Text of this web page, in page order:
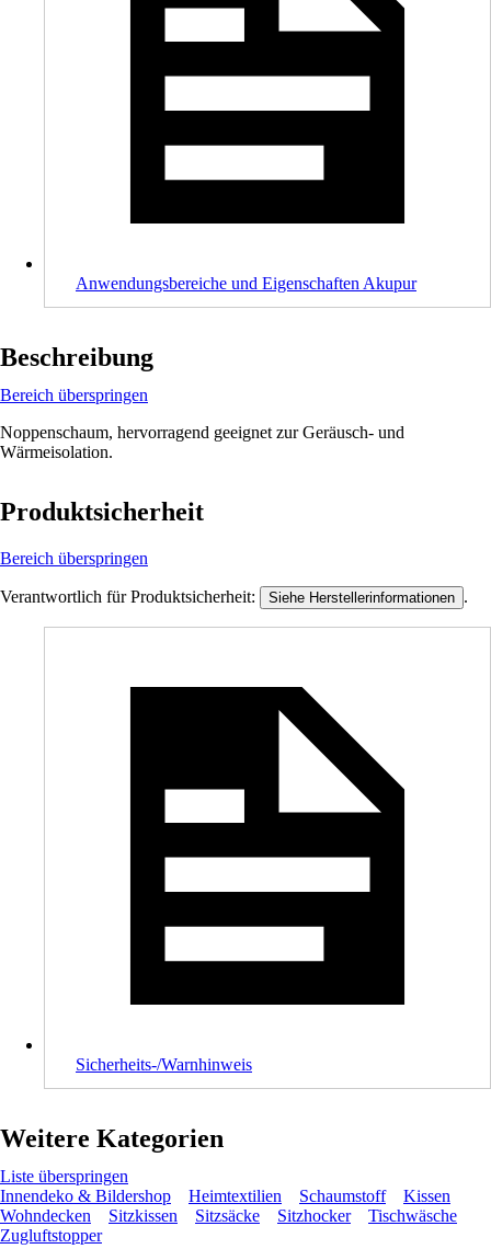
Anwendungsbereiche und Eigenschaften Akupur
Beschreibung
Bereich überspringen
Noppenschaum, hervorragend geeignet zur Geräusch- und
Wärmeisolation.
Produktsicherheit
Bereich überspringen
Verantwortlich für Produktsicherheit: Siehe Herstellerinformationen .
Sicherheits-/Warnhinweis
Weitere Kategorien
Liste überspringen
Innendeko & Bildershop
Heimtextilien Schaumstoff
Kissen
Wohndecken
Sitzkissen Sitzsäcke Sitzhocker
Tischwäsche
Zugluftstopper